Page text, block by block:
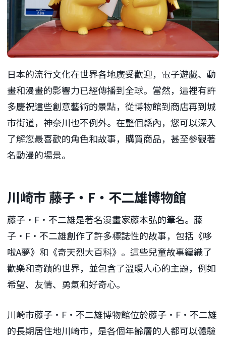
日本的流行文化在世界各地廣受歡迎，電子遊戲、動
畫和漫畫的影響力已經傳播到全球。當然，這裡有許
多慶祝這些創意藝術的景點，從博物館到商店再到城
市街道，神奈川也不例外。在整個縣內，您可以深入
了解您最喜歡的角色和故事，購買商品，甚至參觀著
名動漫的場景。
川崎市 藤子・F・不二雄博物館
藤子・F・不二雄是著名漫畫家藤本弘的筆名。藤
子・F・不二雄創作了許多標誌性的故事，包括《哆
啦A夢》和《奇天烈大百科》。這些兒童故事編織了
歡樂和奇蹟的世界，並包含了溫暖人心的主題，例如
希望、友情、勇氣和好奇心。
川崎市藤子・F・不二雄博物館位於藤子・F・不二雄
的長期居住地川崎市，是各個年齡層的人都可以體驗